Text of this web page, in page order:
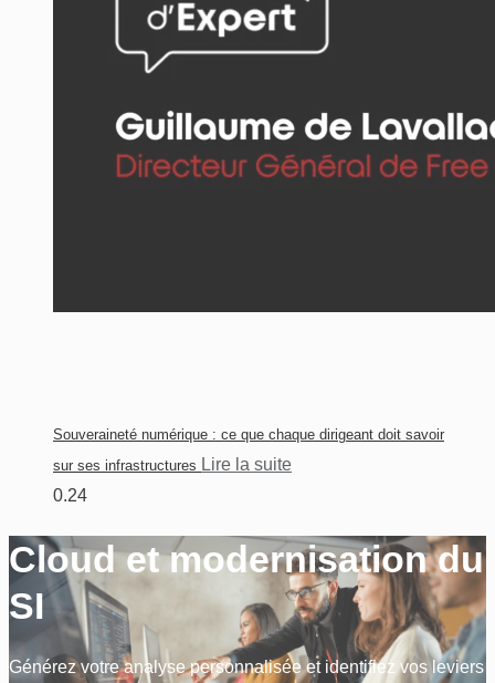
Souveraineté numérique : ce que chaque dirigeant doit savoir
sur ses infrastructures Lire la suite
Cloud et modernisation du
SI
Générez votre analyse personnalisée et identifiez vos leviers